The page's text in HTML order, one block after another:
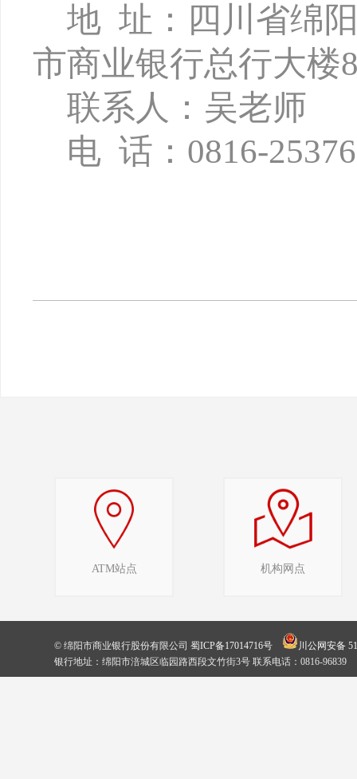
地 址：四川省绵
市商业银行总行大楼
联系人：吴老师
电 话： 0816-
ATM站点 机构网点
© 绵阳市商业银行股份有限公司 蜀ICP备17014716号
川公网安备
银行地址：绵阳市涪城区临园路西段文竹街3号 联系电话：0816-96839